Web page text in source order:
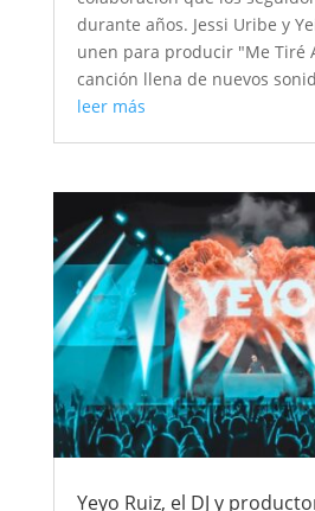
durante años. Jessi Uribe y
unen para producir "Me Tiré
canción llena de nuevos
leer más
Yeyo Ruiz, el DJ y